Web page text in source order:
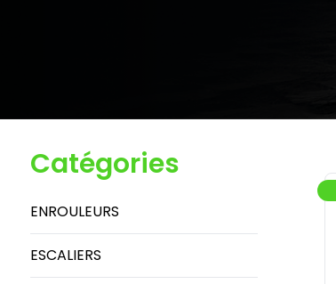
Catégories
ENROULEURS
ESCALIERS